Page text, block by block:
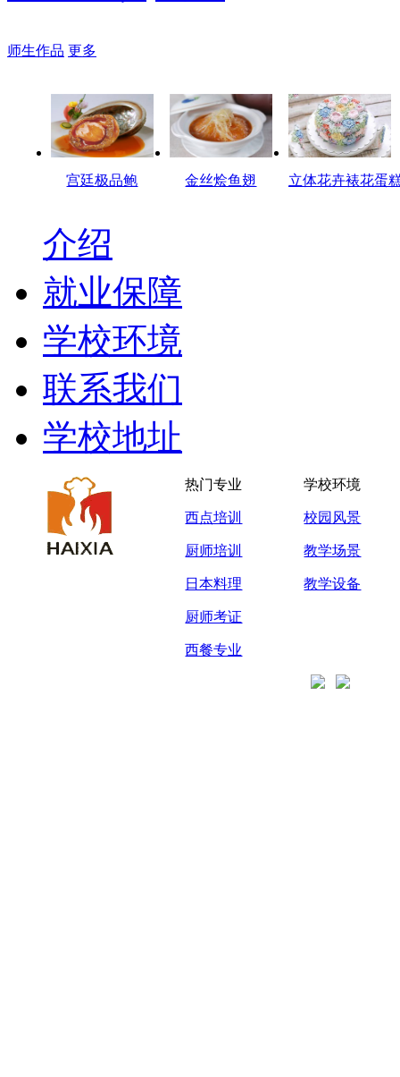
师生作品 更多
宫廷极品鲍 金丝烩鱼翅 立体花卉裱花蛋
介绍
就业保障
学校环境
联系我们
学校地址
热门专业
西点培训
厨师培训
日本料理
厨师考证
西餐专业
学校环境
校园风景
教学场景
教学设备